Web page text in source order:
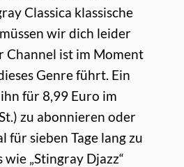
Classica klassische
wir dich leider
Channel ist im Moment
Genre führt. Ein
für 8,99 Euro im
zu abonnieren oder
für sieben Tage lang zu
„Stingray Djazz“